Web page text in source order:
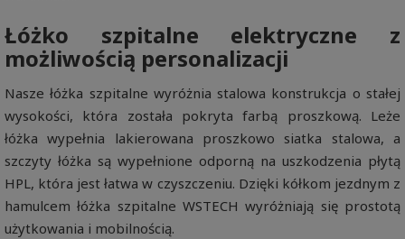
Łóżko szpitalne elektryczne z
możliwością personalizacji
Nasze łóżka szpitalne wyróżnia stalowa konstrukcja o stałej
wysokości, która została pokryta farbą proszkową. Leże
łóżka wypełnia lakierowana proszkowo siatka stalowa, a
szczyty łóżka są wypełnione odporną na uszkodzenia płytą
HPL, która jest łatwa w czyszczeniu. Dzięki kółkom jezdnym z
hamulcem łóżka szpitalne WSTECH wyróżniają się prostotą
użytkowania i mobilnością.